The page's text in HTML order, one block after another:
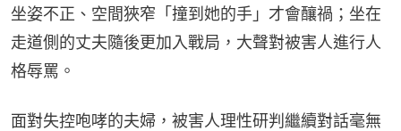
坐姿不正、空間狹窄「撞到她的手」才會釀禍；坐在
走道側的丈夫隨後更加入戰局，大聲對被害人進行人
格辱罵。
面對失控咆哮的夫婦，被害人理性研判繼續對話毫無